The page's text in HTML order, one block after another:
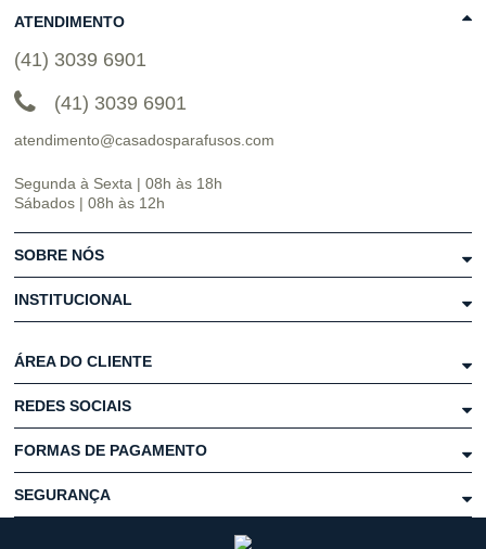
ATENDIMENTO
(41) 3039 6901
(41) 3039 6901
atendimento@casadosparafusos.com
Segunda à Sexta | 08h às 18h
Sábados | 08h às 12h
SOBRE NÓS
INSTITUCIONAL
ÁREA DO CLIENTE
REDES SOCIAIS
FORMAS DE PAGAMENTO
SEGURANÇA